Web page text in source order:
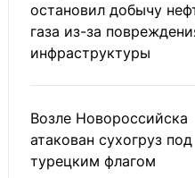
остановил добычу
газа из-за
инфраструктуры
Возле Новороссийска
атакован сухогруз под
турецким флагом